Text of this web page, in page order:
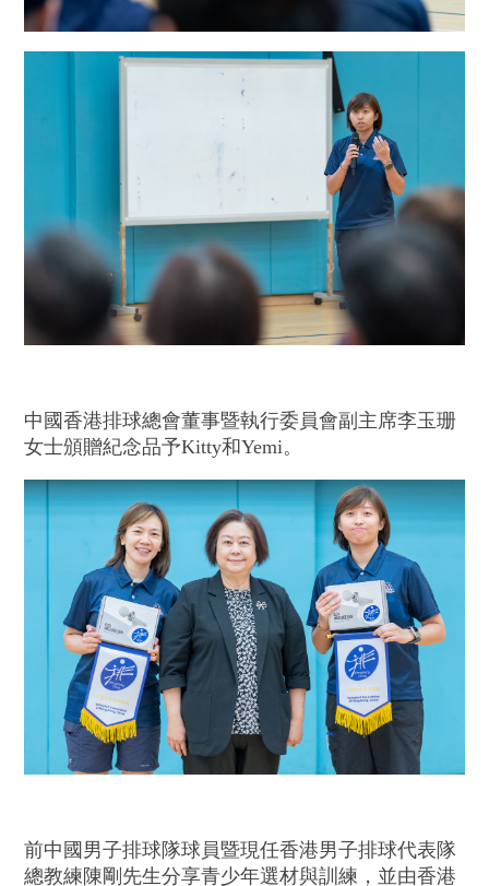
中國香港排球總會董事暨執行委員會副主席李玉珊
女士頒贈紀念品予Kitty和Yemi。
前中國男子排球隊球員暨現任香港男子排球代表隊
總教練陳剛先生分享青少年選材與訓練，並由香港